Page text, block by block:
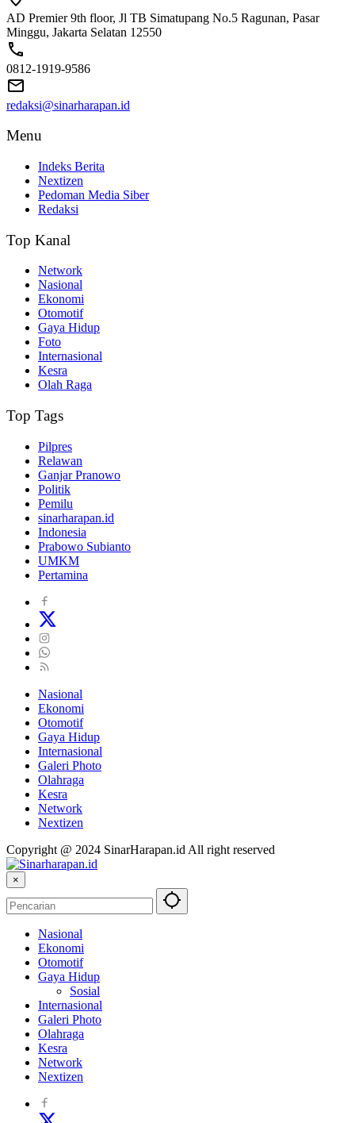
AD Premier 9th floor, Jl TB Simatupang No.5 Ragunan, Pasar
Minggu, Jakarta Selatan 12550
0812-1919-9586
redaksi@sinarharapan.id
Menu
Indeks Berita
Nextizen
Pedoman Media Siber
Redaksi
Top Kanal
Network
Nasional
Ekonomi
Otomotif
Gaya Hidup
Foto
Internasional
Kesra
Olah Raga
Top Tags
Pilpres
Relawan
Ganjar Pranowo
Politik
Pemilu
sinarharapan.id
Indonesia
Prabowo Subianto
UMKM
Pertamina
Nasional
Ekonomi
Otomotif
Gaya Hidup
Internasional
Galeri Photo
Olahraga
Kesra
Network
Nextizen
Copyright @ 2024 SinarHarapan.id All right reserved
×
Nasional
Ekonomi
Otomotif
Gaya Hidup
Sosial
Internasional
Galeri Photo
Olahraga
Kesra
Network
Nextizen